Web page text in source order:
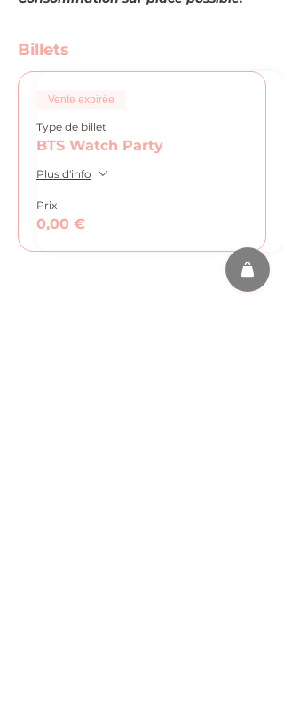
Billets
Vente expirée
Type de billet
BTS Watch Party
Plus d'info
Prix
0,00 €